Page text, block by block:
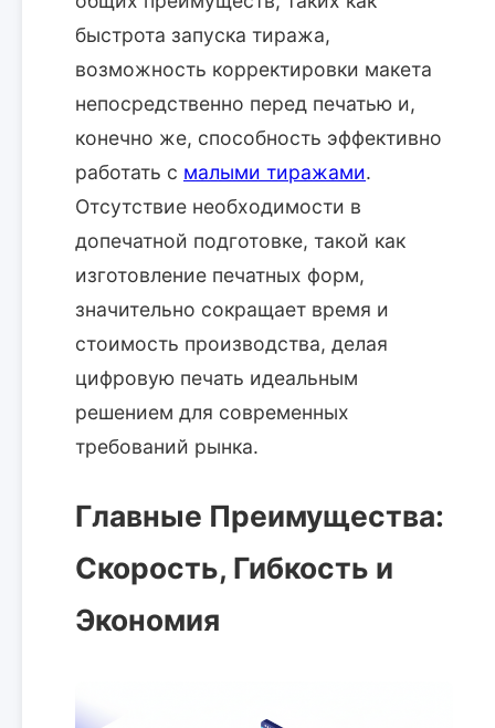
быстрота запуска тиража,
возможность корректировки макета
непосредственно перед печатью и,
конечно же, способность эффективно
работать с малыми тиражами.
Отсутствие необходимости в
допечатной подготовке, такой как
изготовление печатных форм,
значительно сокращает время и
стоимость производства, делая
цифровую печать идеальным
решением для современных
требований рынка.
Главные Преимущества:
Скорость, Гибкость и
Экономия